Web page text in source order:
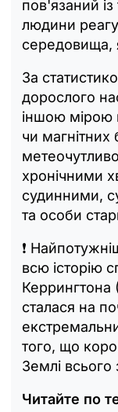
пов'язаний
людини
середовища,
За
дорослого
іншою мірою
чи
хронічними
судинними,
та особи
❗️
всю історію
сталася на
того, що
Землі всього
Читайте по